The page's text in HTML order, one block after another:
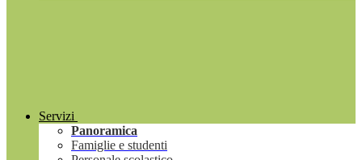
Servizi
Panoramica
Famiglie e studenti